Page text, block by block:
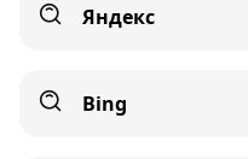
Яндекс
Bing